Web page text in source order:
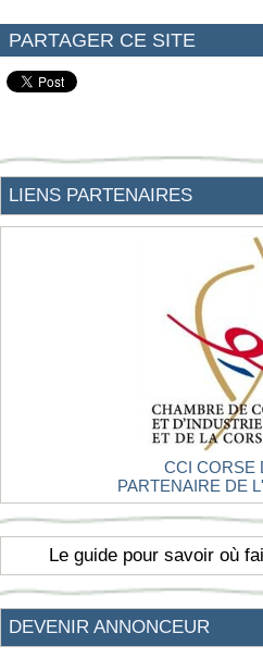
PARTAGER CE SITE
LIENS PARTENAIRES
CCI CORSE
PARTENAIRE DE
Le guide pour savoir où
DEVENIR ANNONCEUR